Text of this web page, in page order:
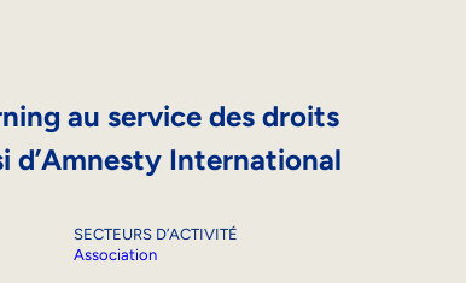
au service des droits
d’Amnesty International
SECTEURS D’ACTIVITÉ
Association